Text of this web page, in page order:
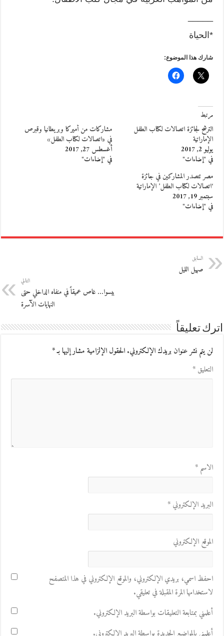
*الحياة
شارك هذا الموضوع:
مرتبط
الترشح لجائزة اتصالات لكتاب الطفل
الإماراتية
يوليو 2, 2017
في "إضاءات"
مشاركات من أميركا وبريطانيا وقبرص
في «اتصالات لكتاب الطفل»
أغسطس 27, 2017
في "إضاءات"
مصر تتصدر المشاركين في جائزة
‘اتصالات لكتاب الطفل’ الإماراتية
سبتمبر 19, 2017
في "إضاءات"
السابق
صهيل الليل
التالي
بيسوا… غاص عميقاً في منفاه الداخلي حتى
النهايات الآسرة
اترك تعليقاً
لن يتم نشر عنوان بريدك الإلكتروني.الحقول الإلزامية مشار إليها بـ*
التعليق*
الاسم*
البريد الإلكتروني*
الموقع الإلكتروني
احفظ اسمي، بريدي الإلكتروني، والموقع الإلكتروني في هذا المتصفح
لاستخدامها المرة المقبلة في تعليقي.
أعلمني بمتابعة التعليقات بواسطة البريد الإلكتروني.